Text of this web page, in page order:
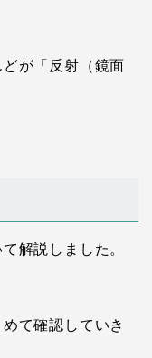
が「反射（鏡面
て解説しました。
て確認していき